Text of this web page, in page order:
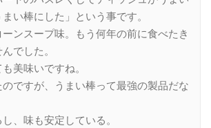
い棒にした」という事です。
ンスープ味。もう何年の前に食べたき
でした。
美味いですね。
ですが、うまい棒って最強の製品だな
、味も安定している。